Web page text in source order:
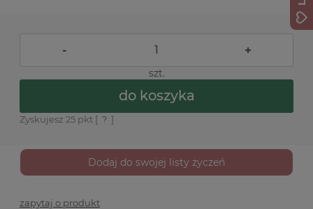
- +
szt.
do koszyka
Zyskujesz 25 pkt [ ? ]
Dodaj do swojej listy życzeń
zapytaj o produkt